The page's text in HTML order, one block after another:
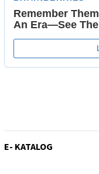
E- KATALOG